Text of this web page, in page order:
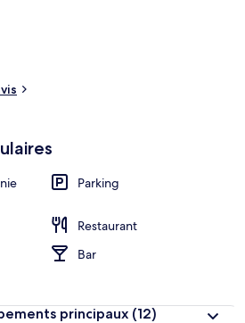
et une terrasse. L'hébergement se
de marche des transports publics. Gare
à quelques encablures.
Parking
Restaurant
Bar
principaux (12)